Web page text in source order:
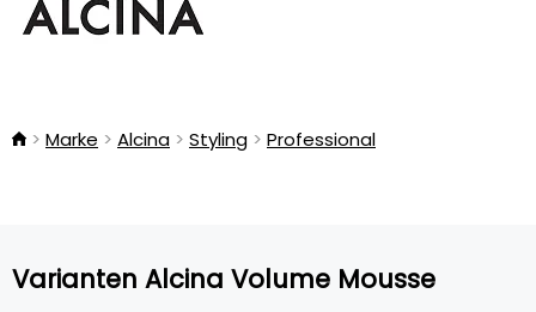
Marke Alcina Styling Professional
Varianten Alcina Volume Mousse